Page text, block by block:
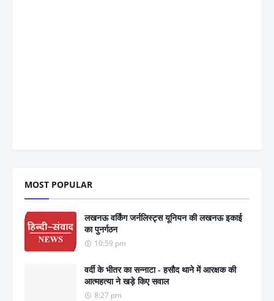
MOST POPULAR
लखनऊ वर्किंग जर्नलिस्ट्स यूनियन की लखनऊ इकाई
का पुनर्गठन
10:59 pm
वर्दी के भीतर का सन्नाटा - हसौद थाने में आरक्षक की
आत्महत्या ने खड़े किए सवाल
8:27 pm